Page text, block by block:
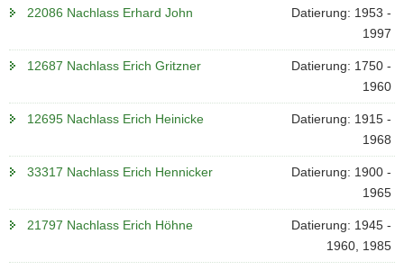
22086 Nachlass Erhard John
Datierung: 1953 -
1997
12687 Nachlass Erich Gritzner
Datierung: 1750 -
1960
12695 Nachlass Erich Heinicke
Datierung: 1915 -
1968
33317 Nachlass Erich Hennicker
Datierung: 1900 -
1965
21797 Nachlass Erich Höhne
Datierung: 1945 -
1960, 1985